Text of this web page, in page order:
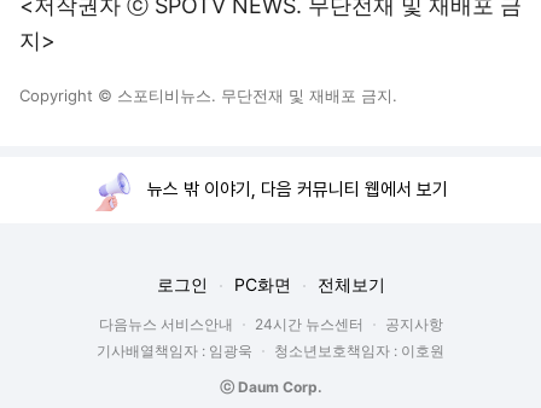
<저작권자 ⓒ SPOTV NEWS. 무단전재 및 재배포 금
지>
Copyright © 스포티비뉴스. 무단전재 및 재배포 금지.
뉴스 밖 이야기, 다음 커뮤니티 웹에서 보기
로그인 PC화면 전체보기
다음뉴스 서비스안내 24시간 뉴스센터
공지사항
기사배열책임자 : 임광욱
청소년보호책임자 : 이호원
ⓒ Daum Corp.